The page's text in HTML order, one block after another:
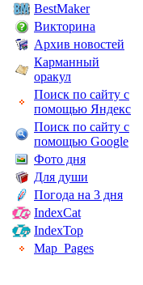
BestMaker
Викторина
Архив новостей
Карманный
оракул
Поиск по сайту с
помощью Яндекс
Поиск по сайту с
помощью Google
Фото дня
Для души
Погода на 3 дня
IndexCat
IndexTop
Map_Pages